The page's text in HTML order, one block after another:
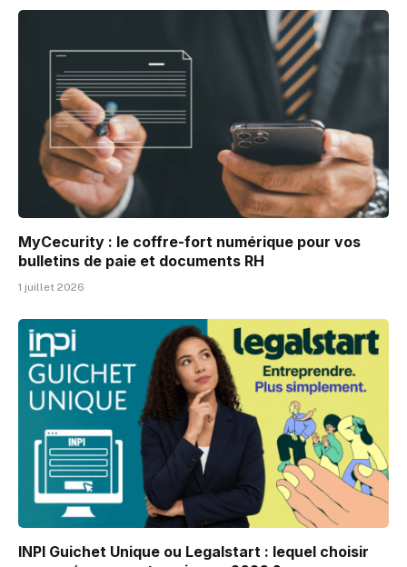
MyCecurity : le coffre-fort numérique pour vos
bulletins de paie et documents RH
1 juillet 2026
INPI Guichet Unique ou Legalstart : lequel choisir